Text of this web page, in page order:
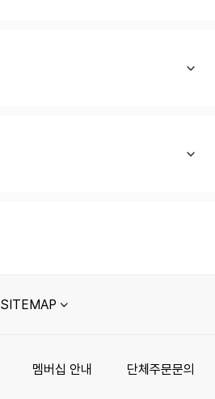
SITEMAP
멤버십 안내 단체주문문의